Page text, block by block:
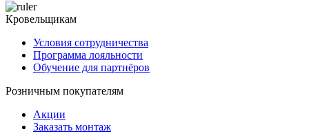
Кровельщикам
Условия сотрудничества
Программа лояльности
Обучение для партнёров
Розничным покупателям
Акции
Заказать монтаж